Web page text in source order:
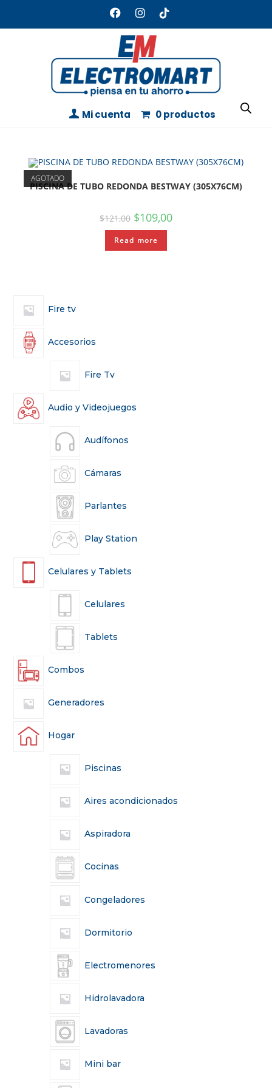
Mi cuenta 0 productos
AGOTADO
PISCINA DE TUBO REDONDA BESTWAY (305X76CM)
$121,00 $109,00
Read more
Fire tv
Accesorios
Fire Tv
Audio y Videojuegos
Audífonos
Cámaras
Parlantes
Play Station
Celulares y Tablets
Celulares
Tablets
Combos
Generadores
Hogar
Piscinas
Aires acondicionados
Aspiradora
Cocinas
Congeladores
Dormitorio
Electromenores
Hidrolavadora
Lavadoras
Mini bar